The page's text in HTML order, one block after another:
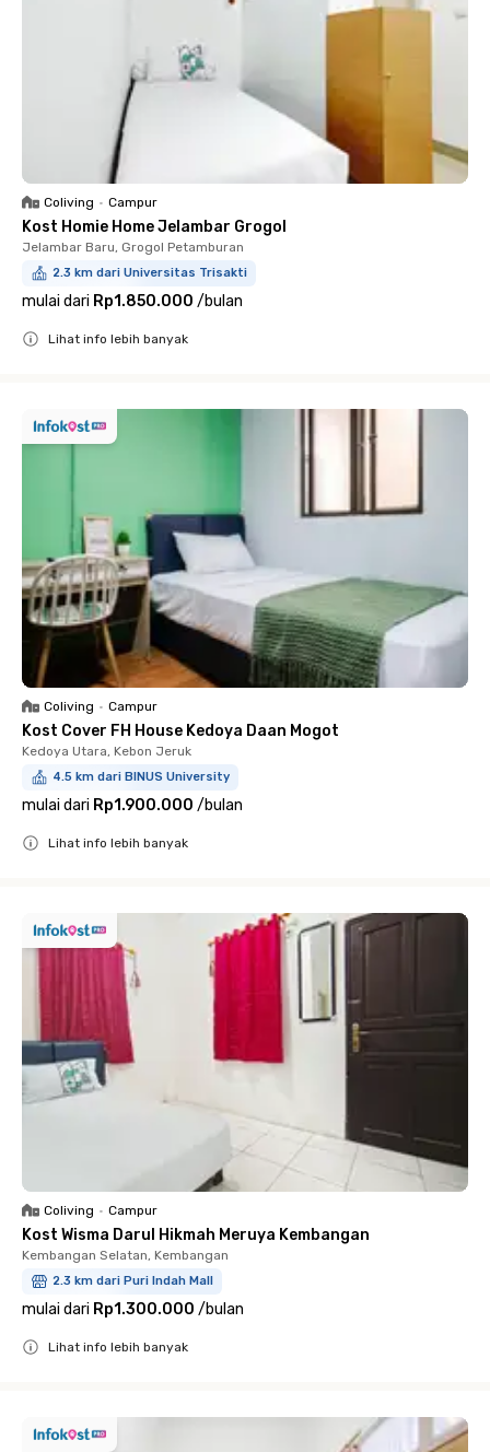
Coliving • Campur
Kost Homie Home Jelambar Grogol
Jelambar Baru, Grogol Petamburan
2.3 km dari Universitas Trisakti
mulai dari Rp1.850.000 /bulan
Lihat info lebih banyak
Coliving • Campur
Kost Cover FH House Kedoya Daan Mogot
Kedoya Utara, Kebon Jeruk
4.5 km dari BINUS University
mulai dari Rp1.900.000 /bulan
Lihat info lebih banyak
Coliving • Campur
Kost Wisma Darul Hikmah Meruya Kembangan
Kembangan Selatan, Kembangan
2.3 km dari Puri Indah Mall
mulai dari Rp1.300.000 /bulan
Lihat info lebih banyak